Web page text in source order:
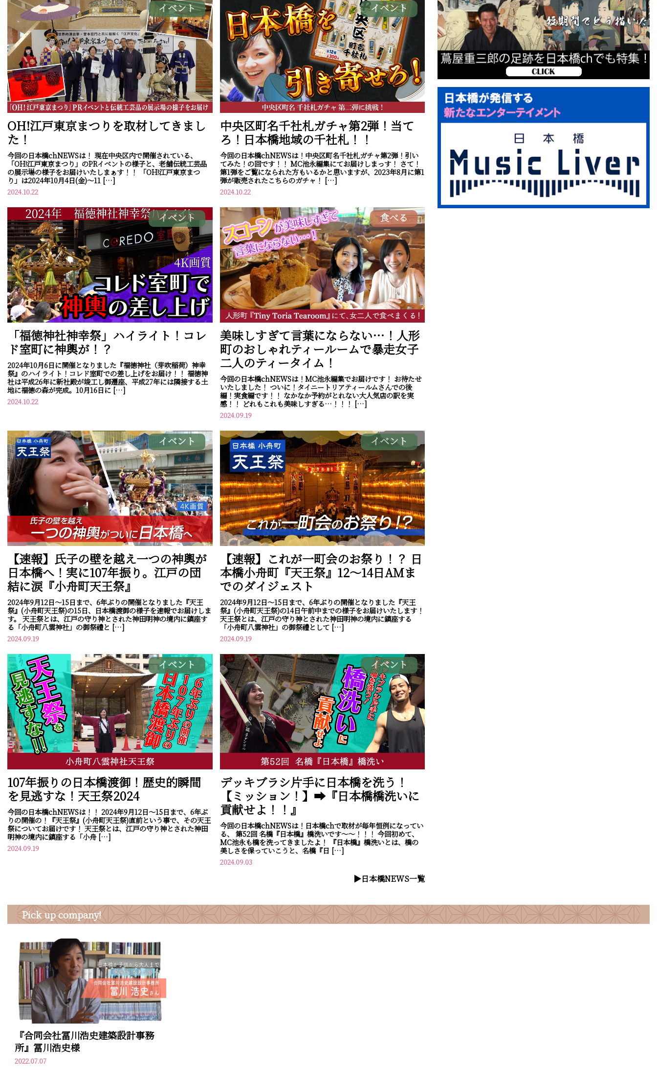
イベント
OH!江戸東京まつりを取材してきまし
た！
今回の日本橋chNEWSは！ 現在中央区内で開催されている、
「OH!江戸東京まつり」のPRイベントの様子と、老舗伝統工芸品
の展示場の様子をお届けいたしまぁす！！ 「OH!江戸東京まつ
り」は2024年10月4日(金)～11 […]
2024.10.22
イベント
中央区町名千社札ガチャ第2弾！当て
ろ！日本橋地域の千社札！！
今回の日本橋chNEWSは！中央区町名千社札ガチャ第2弾！引い
てみた！の回です！！ MC池永編集にてお届けしまっす！ さて！
第1弾をご覧になられた方もいるかと思いますが、2023年8月に第1
弾が販売されたこちらのガチャ！ […]
2024.10.22
イベント
「福徳神社神幸祭」ハイライト！コレ
ド室町に神輿が！？
2024年10月6日に開催となりました『福徳神社（芽吹稲荷）神幸
祭』のハイライト！コレド室町での差し上げをお届け！！ 福徳神
社は平成26年に新社殿が竣工し御遷座、平成27年には隣接する土
地に福徳の森が完成。10月16日に […]
2024.10.22
食べる
美味しすぎて言葉にならない…！人形
町のおしゃれティールームで暴走女子
二人のティータイム！
今回の日本橋chNEWSは！MC池永編集でお届けです！ お待たせ
いたしました！ ついに！タイニートリアティールムさんでの後
編！実食編です！！ なかなか予約がとれない大人気店の訳を実
感！！ どれもこれも美味しすぎる…！！！ […]
2024.09.19
イベント
【速報】氏子の壁を越え一つの神輿が
日本橋へ！実に107年振り。江戸の団
結に涙『小舟町天王祭』
2024年9月12日～15日まで、6年ぶりの開催となりました『天王
祭』(小舟町天王祭)の15日、日本橋渡御の様子を速報でお届けしま
す。 天王祭とは、江戸の守り神とされた神田明神の境内に鎮座す
る「小舟町八雲神社」の御祭禮と […]
2024.09.19
イベント
【速報】これが一町会のお祭り！？ 日
本橋小舟町『天王祭』12～14日AMま
でのダイジェスト
2024年9月12日～15日まで、6年ぶりの開催となりました『天王
祭』(小舟町天王祭)の14日午前中までの様子をお届けいたします！
天王祭とは、江戸の守り神とされた神田明神の境内に鎮座する
「小舟町八雲神社」の御祭禮として […]
2024.09.19
イベント
107年振りの日本橋渡御！歴史的瞬間
を見逃すな！天王祭2024
今回の日本橋chNEWSは！！ 2024年9月12日～15日まで、6年ぶ
りの開催の！『天王祭』(小舟町天王祭)直前という事で、その天王
祭についてお届けです！ 天王祭とは、江戸の守り神とされた神田
明神の境内に鎮座する「小舟 […]
2024.09.19
イベント
デッキブラシ片手に日本橋を洗う！
【ミッション！】➡『日本橋橋洗いに
貢献せよ！！』
今回の日本橋chNEWSは！日本橋chで取材が毎年恒例になってい
る、 第52回 名橋『日本橋』橋洗いです～～！！！ 今回初めて、
MC池永も橋を洗ってきましたよ！ 『日本橋』橋洗いとは、橋の
美しさを保っていこうと、名橋『日 […]
2024.09.03
▶︎日本橋NEWS一覧
Pick up company!
『合同会社冨川浩史建築設計事務
所』冨川浩史様
2022.07.07